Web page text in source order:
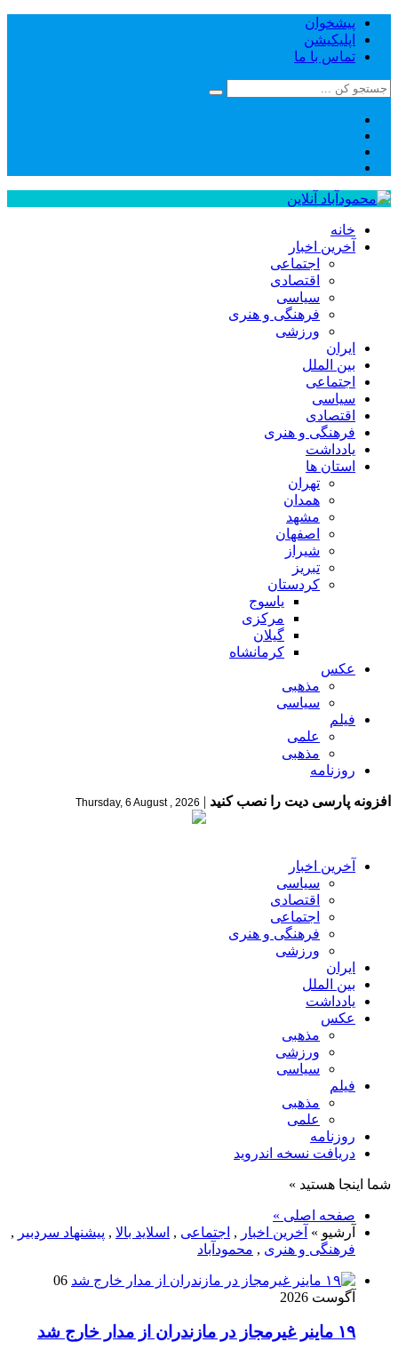
پیشخوان
اپلیکیشن
تماس با ما
خانه
آخرین اخبار
اجتماعی
اقتصادی
سیاسی
فرهنگی و هنری
ورزشی
ایران
بین الملل
اجتماعی
سیاسی
اقتصادی
فرهنگی و هنری
یادداشت
استان ها
تهران
همدان
مشهد
اصفهان
شیراز
تبریز
کردستان
یاسوج
مرکزی
گیلان
کرمانشاه
عکس
مذهبی
سیاسی
فیلم
علمی
مذهبی
روزنامه
افزونه پارسی دیت را نصب کنید |
Thursday, 6 August , 2026
آخرین اخبار
سیاسی
اقتصادی
اجتماعی
فرهنگی و هنری
ورزشی
ایران
بین الملل
یادداشت
عکس
مذهبی
ورزشی
سیاسی
فیلم
مذهبی
علمی
روزنامه
دریافت نسخه اندروید
شما اینجا هستید »
صفحه اصلی »
آرشیو » آخرین اخبار , اجتماعی , اسلاید بالا , پیشنهاد سردبیر ,
فرهنگی و هنری , محمودآباد
06
آگوست 2026
۱۹ ماینر غیرمجاز در مازندران از مدار خارج شد